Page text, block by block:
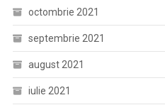
octombrie 2021
septembrie 2021
august 2021
iulie 2021